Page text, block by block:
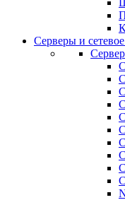
Серверы и